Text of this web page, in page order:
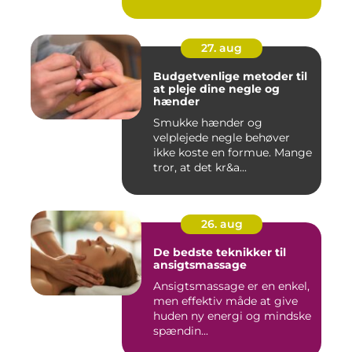
27. aug
Budgetvenlige metoder til
at pleje dine negle og
hænder
Smukke hænder og
velplejede negle behøver
ikke koste en formue. Mange
tror, at det kr&a...
26. aug
De bedste teknikker til
ansigtsmassage
Ansigtsmassage er en enkel,
men effektiv måde at give
huden ny energi og mindske
spændin...